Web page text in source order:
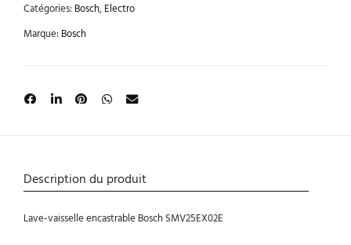
Catégories:Bosch,Electro
Marque:Bosch
Description du produit
Lave-vaisselle encastrable Bosch SMV25EX02E